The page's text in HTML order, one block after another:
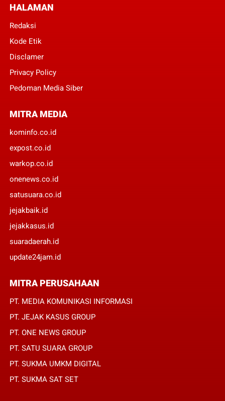
HALAMAN
Redaksi
Kode Etik
Disclamer
Privacy Policy
Pedoman Media Siber
MITRA MEDIA
kominfo.co.id
expost.co.id
warkop.co.id
onenews.co.id
satusuara.co.id
jejakbaik.id
jejakkasus.id
suaradaerah.id
update24jam.id
MITRA PERUSAHAAN
PT. MEDIA KOMUNIKASI INFORMASI
PT. JEJAK KASUS GROUP
PT. ONE NEWS GROUP
PT. SATU SUARA GROUP
PT. SUKMA UMKM DIGITAL
PT. SUKMA SAT SET